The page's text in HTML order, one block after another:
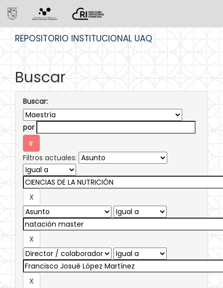
REPOSITORIO INSTITUCIONAL UAQ
Buscar
Buscar:
por
Filtros actuales: